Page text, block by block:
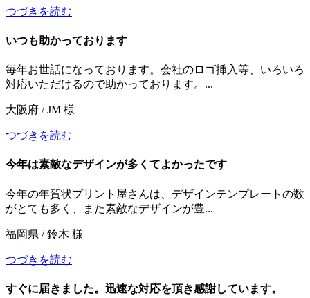
つづきを読む
いつも助かっております
毎年お世話になっております。会社のロゴ挿入等、いろいろ
対応いただけるので助かっております。...
大阪府 / JM 様
つづきを読む
今年は素敵なデザインが多くてよかったです
今年の年賀状プリント屋さんは、デザインテンプレートの数
がとても多く、また素敵なデザインが豊...
福岡県 / 鈴木 様
つづきを読む
すぐに届きました。迅速な対応を頂き感謝しています。